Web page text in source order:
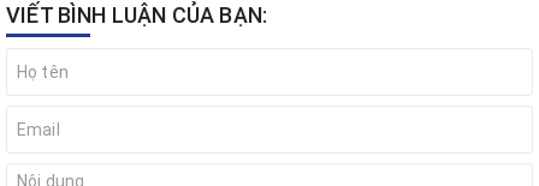
VIẾT BÌNH LUẬN CỦA BẠN: